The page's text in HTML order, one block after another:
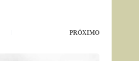
PRÓXIMO